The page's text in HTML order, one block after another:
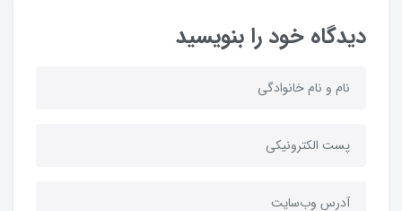
دیدگاه خود را بنویسید